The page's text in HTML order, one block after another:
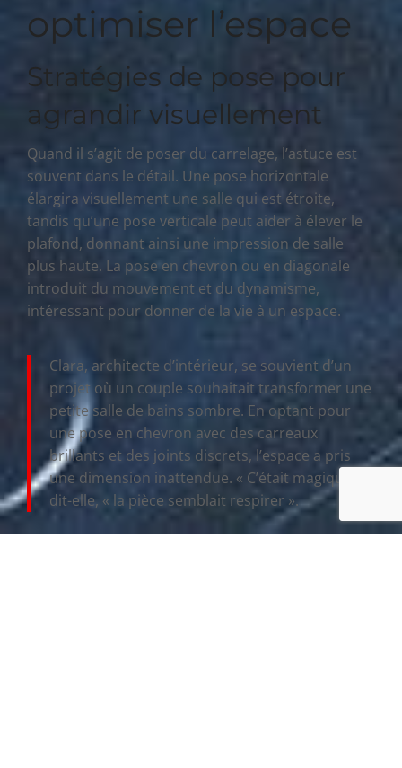
optimiser l’espace
Stratégies de pose pour
agrandir visuellement
Quand il s’agit de poser du carrelage, l’astuce est
souvent dans le détail. Une pose horizontale
élargira visuellement une salle qui est étroite,
tandis qu’une pose verticale peut aider à élever le
plafond, donnant ainsi une impression de salle
plus haute. La pose en chevron ou en diagonale
introduit du mouvement et du dynamisme,
intéressant pour donner de la vie à un espace.
Clara, architecte d’intérieur, se souvient d’un
projet où un couple souhaitait transformer une
petite salle de bains sombre. En optant pour
une pose en chevron avec des carreaux
brillants et des joints discrets, l’espace a pris
une dimension inattendue. « C’était magique, »
dit-elle, « la pièce semblait respirer ».